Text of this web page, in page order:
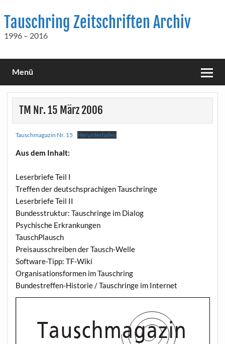
content
Tauschring Zeitschriften Archiv
1996 – 2016
Menü
TM Nr. 15 März 2006
Tauschmagazin Nr. 15 Herunterladen
Aus dem Inhalt:
Leserbriefe Teil I
Treffen der deutschsprachigen Tauschringe
Leserbriefe Teil II
Bundesstruktur: Tauschringe im Dialog
Psychische Erkrankungen
TauschPlausch
Preisausschreiben der Tausch-Welle
Software-Tipp: TF-Wiki
Organisationsformen im Tauschring
Bundestreffen-Historie / Tauschringe im Internet